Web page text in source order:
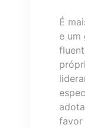
É
e um
favor